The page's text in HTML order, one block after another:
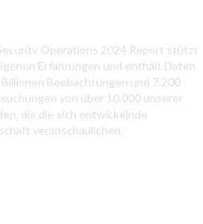
Operations 2024 Report stützt
Erfahrungen und enthält Daten
Billionen Beobachtungen und 7.200
von über 10.000 unserer
die die sich entwickelnde
veranschaulichen.